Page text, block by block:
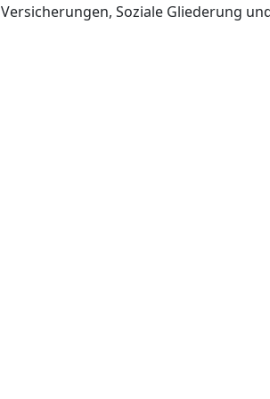
Versicherungen, Soziale Gliederung